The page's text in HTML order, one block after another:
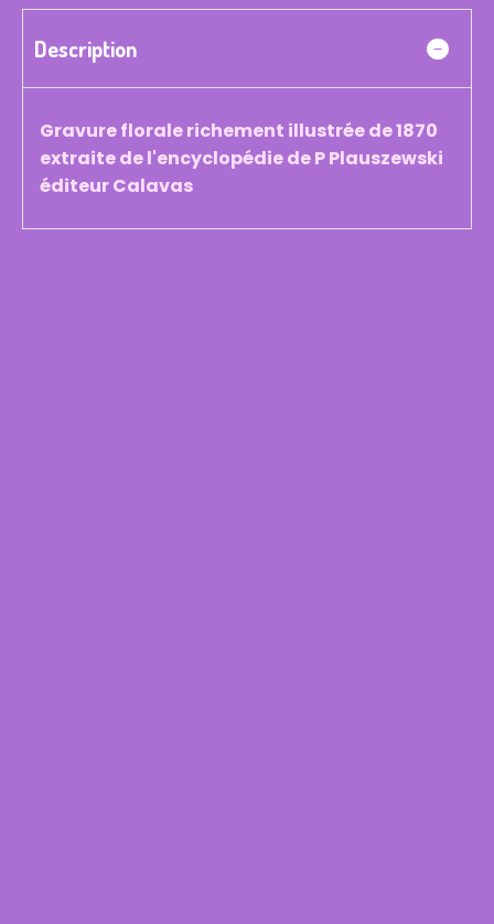
Description
Gravure florale richement illustrée de 1870
extraite de l'encyclopédie de P Plauszewski
éditeur Calavas